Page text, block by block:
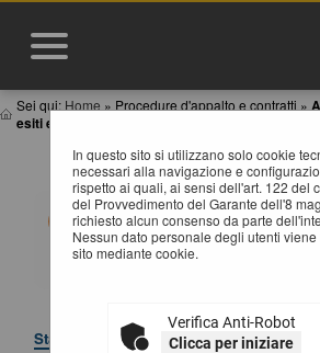
Sei qui: Home » Procedure d'appalto e contratti »
esiti e affida...
In questo sito si utilizzano solo cookie
necessari alla navigazione e
rispetto ai quali, ai sensi dell'art. 122 del
del Provvedimento del Garante dell'8
richiesto alcun consenso da parte
Nessun dato personale degli utenti
sito mediante cookie.
Verifica Anti-Robot
Clicca per iniziare
DETTAGLIO ESITO DI GARA
Questa funzionalità permette di
dettaglio dell'esito di gara
documenti. Premendo il pulsante
informazioni di dettaglio dei lotti
CONTENUTO
Stazione appaltante